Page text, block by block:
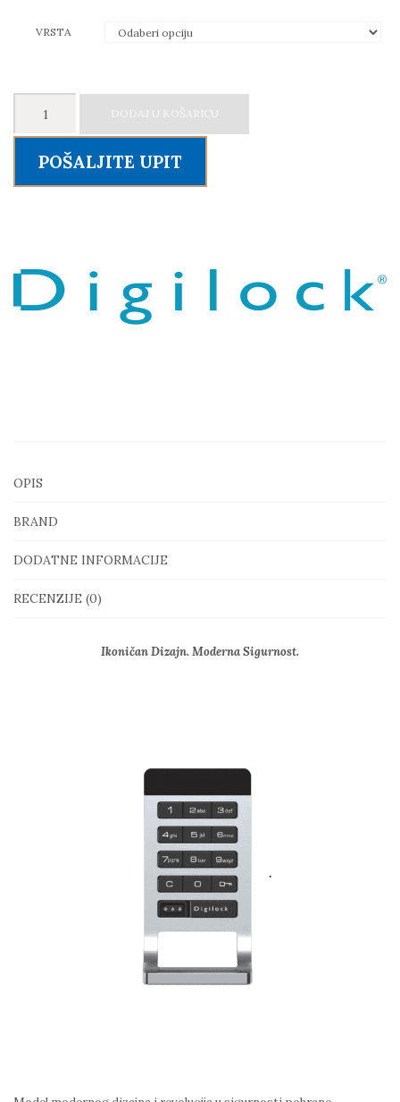
VRSTA
CURVE
količina
DODAJ U KOŠARICU
POŠALJITE UPIT
OPIS
BRAND
DODATNE INFORMACIJE
RECENZIJE (0)
Ikoničan Dizajn. Moderna Sigurnost.